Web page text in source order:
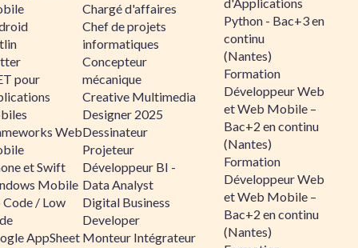
pour
Web
et Swift
Mobile
/ Low
AppSheet
Chargé d'affaires
Chef de projets
informatiques
Concepteur
mécanique
Creative Multimedia
Designer 2025
Dessinateur
Projeteur
Développeur BI -
Data Analyst
Digital Business
Developer
Monteur Intégrateur
Python - Bac+3 en
continu
(Nantes)
Formation
Développeur Web
et Web Mobile –
Bac+2 en continu
(Nantes)
Formation
Développeur Web
et Web Mobile –
Bac+2 en continu
(Nantes)